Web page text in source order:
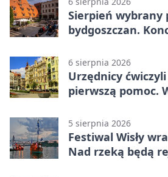
Sierpień wybrany
bydgoszczan.
6 sierpnia 2026
Urzędnicy
pierwszą pomoc.
5 sierpnia 2026
Festiwal Wisły
Nad rzeką będą